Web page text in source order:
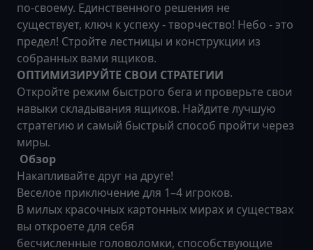
по-своему. Единственного решения не
существует, ключ к успеху - творчество! Небо - это
предел! Стройте лестницы и конструкции из
собранных вами ящиков.
ОПТИМИЗИРУЙТЕ СВОИ СТРАТЕГИИ
Откройте режим быстрого бега и проверьте свои
навыки складывания ящиков. Найдите лучшую
стратегию и самый быстрый способ пройти через
миры.
Обзор
Накапливайте друг на друге!
Веселое приключение для 1–4 игроков.
В милых красочных картонных мирах и существах
вы откроете для себя
бесчисленные головоломки, способствующие